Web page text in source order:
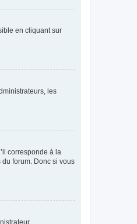
en cliquant sur
les
corresponde à la
forum. Donc si vous